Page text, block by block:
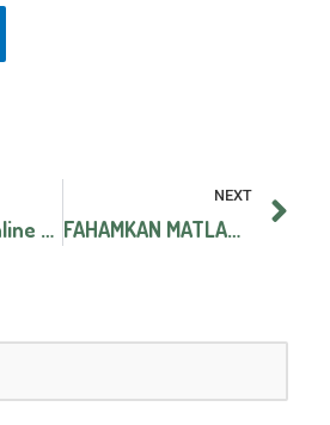
Akad Nikah Online Tidak Sah – Majlis Ulama
NEXT
FAHAMKAN MATLAMAT PERKAHWINAN